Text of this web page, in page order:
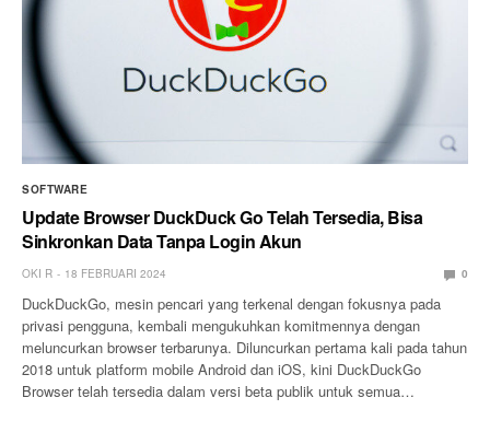
SOFTWARE
Update Browser DuckDuck Go Telah Tersedia, Bisa
Sinkronkan Data Tanpa Login Akun
OKI R 18 FEBRUARI 2024 0
DuckDuckGo, mesin pencari yang terkenal dengan fokusnya pada
privasi pengguna, kembali mengukuhkan komitmennya dengan
meluncurkan browser terbarunya. Diluncurkan pertama kali pada tahun
2018 untuk platform mobile Android dan iOS, kini DuckDuckGo
Browser telah tersedia dalam versi beta publik untuk semua…